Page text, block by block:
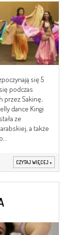
się 5
podczas
przez Sakinę,
dance Kingi
ze
a także
CZYTAJ WIĘCEJ +